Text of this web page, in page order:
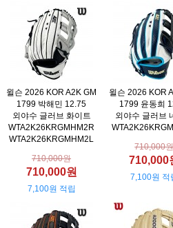
윌슨 2026 KOR A2K GM
1799 박해민 12.75
외야수 글러브 화이트
WTA2K26KRGMHM2R
WTA2K26KRGMHM2L
710,000원
710,000원
7,100원 적립
윌슨 2026 KOR
1799 윤동희
외야수 글러브
710,000
710,000
7,100원 적